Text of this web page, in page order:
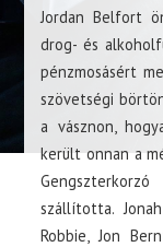
Jordan Belfort
drog- és
pénzmosásért
szövetségi
a vásznon,
került onnan a
szállította.
Robbie, Jon